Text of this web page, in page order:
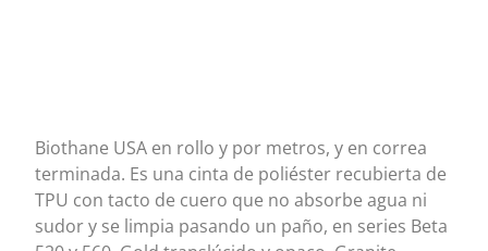
Biothane USA en rollo y por metros, y en correa
terminada. Es una cinta de poliéster recubierta de
TPU con tacto de cuero que no absorbe agua ni
sudor y se limpia pasando un paño, en series Beta